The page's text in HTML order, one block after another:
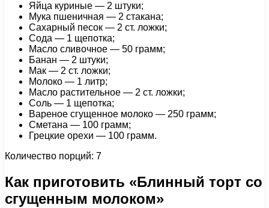
Яйца куриные — 2 штуки;
Мука пшеничная — 2 стакана;
Сахарный песок — 2 ст. ложки;
Сода — 1 щепотка;
Масло сливочное — 50 грамм;
Банан — 2 штуки;
Мак — 2 ст. ложки;
Молоко — 1 литр;
Масло растительное — 2 ст. ложки;
Соль — 1 щепотка;
Вареное сгущенное молоко — 250 грамм;
Сметана — 100 грамм;
Грецкие орехи — 100 грамм.
Количество порций: 7
Как приготовить «Блинный торт со
сгущенным молоком»